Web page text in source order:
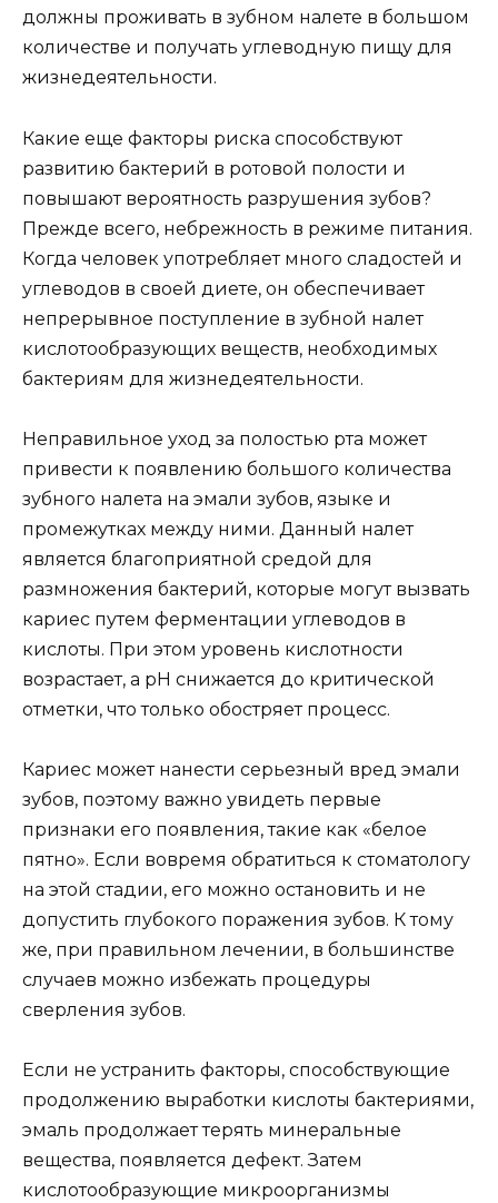
должны проживать в зубном налете в большом
количестве и получать углеводную пищу для
жизнедеятельности.
Какие еще факторы риска способствуют
развитию бактерий в ротовой полости и
повышают вероятность разрушения зубов?
Прежде всего, небрежность в режиме питания.
Когда человек употребляет много сладостей и
углеводов в своей диете, он обеспечивает
непрерывное поступление в зубной налет
кислотообразующих веществ, необходимых
бактериям для жизнедеятельности.
Неправильное уход за полостью рта может
привести к появлению большого количества
зубного налета на эмали зубов, языке и
промежутках между ними. Данный налет
является благоприятной средой для
размножения бактерий, которые могут вызвать
кариес путем ферментации углеводов в
кислоты. При этом уровень кислотности
возрастает, а pH снижается до критической
отметки, что только обостряет процесс.
Кариес может нанести серьезный вред эмали
зубов, поэтому важно увидеть первые
признаки его появления, такие как «белое
пятно». Если вовремя обратиться к стоматологу
на этой стадии, его можно остановить и не
допустить глубокого поражения зубов. К тому
же, при правильном лечении, в большинстве
случаев можно избежать процедуры
сверления зубов.
Если не устранить факторы, способствующие
продолжению выработки кислоты бактериями,
эмаль продолжает терять минеральные
вещества, появляется дефект. Затем
кислотообразующие микроорганизмы